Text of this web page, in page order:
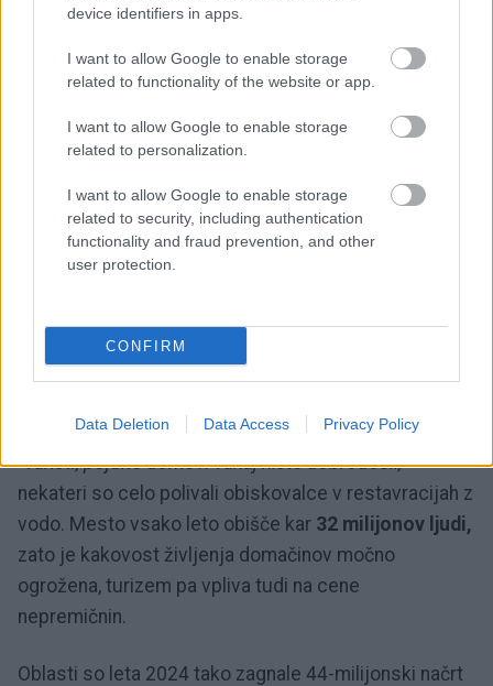
device identifiers in apps.
I want to allow Google to enable storage
related to functionality of the website or app.
I want to allow Google to enable storage
related to personalization.
I want to allow Google to enable storage
related to security, including authentication
functionality and fraud prevention, and other
user protection.
CONFIRM
Data Deletion Data Access Privacy Policy
del širšega, 15,5-milijonskega načrta za izboljšanje
infrastrukture in usmerjanje obiska okoli enega
najdragocenejših arhitekturnih simbolov mesta.
zaradi česar je druga najbolj obiskana turistična
Domačini odločno proti
Barcelona se sicer že dljebori proti množičnemu
protestirali z zgovornimi slogani in plakati, kot je
"Turisti, pojdite domov! Tukaj niste dobrodošli,"
nekateri so celo polivali obiskovalce v restavracijah z
vodo. Mesto vsako leto obišče kar 32 milijonov ljudi,
zato je kakovost življenja domačinov močno
ogrožena, turizem pa vpliva tudi na cene
nepremičnin.
Oblasti so leta 2024 tako zagnale 44-milijonski načrt